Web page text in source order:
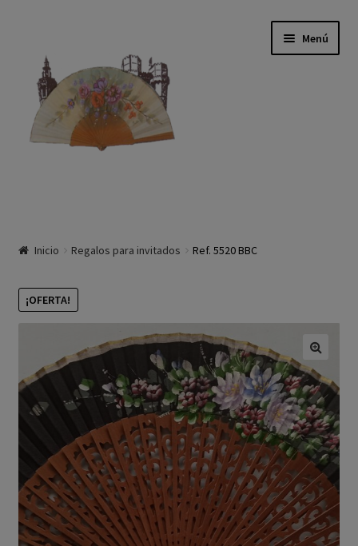
Menú
Tienda
La Empresa
El Abanico en España
La Fabricación
El Lenguaje del Abanico
Blog
Inicio Regalos para invitados Ref. 5520 BBC
¡OFERTA!
🔍